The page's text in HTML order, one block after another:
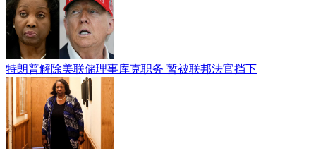
特朗普解除美联储理事库克职务 暂被联邦法官挡下